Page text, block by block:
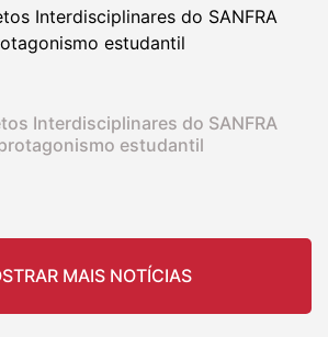
Interdisciplinares do SANFRA
estudantil
MAIS NOTÍCIAS